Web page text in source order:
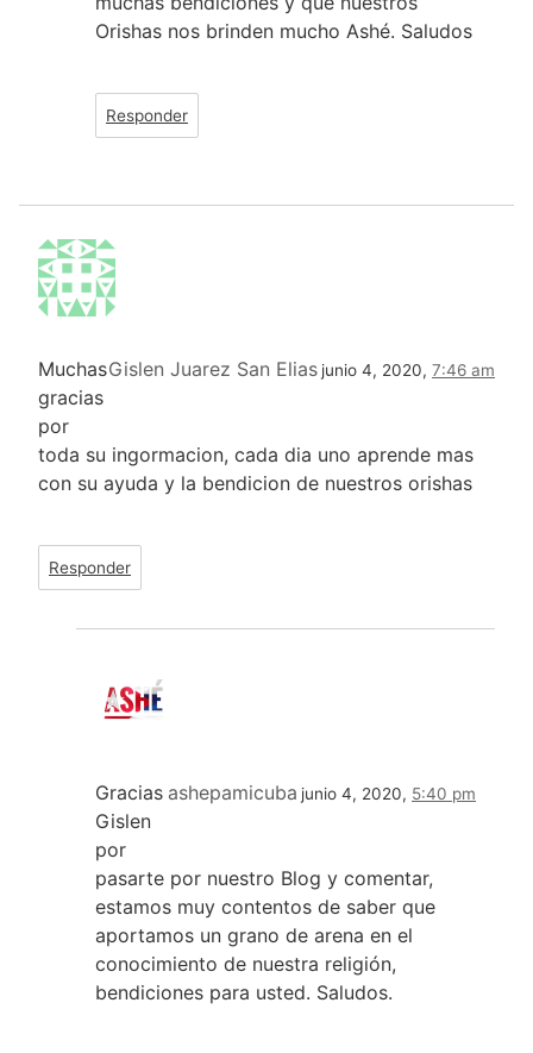
Orishas nos brinden mucho Ashé. Saludos
Responder
Gislen Juarez San Elias junio 4, 2020, 7:46 am
Muchas
gracias
por
toda su ingormacion, cada dia uno aprende mas
con su ayuda y la bendicion de nuestros orishas
Responder
ashepamicuba junio 4, 2020, 5:40 pm
Gracias
Gislen
por
pasarte por nuestro Blog y comentar,
estamos muy contentos de saber que
aportamos un grano de arena en el
conocimiento de nuestra religión,
bendiciones para usted. Saludos.